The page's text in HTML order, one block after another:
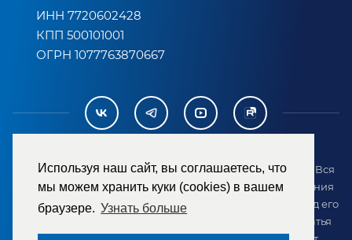
Используя наш сайт, вы соглашаетесь, что
мы можем хранить куки (cookies) в вашем
браузере. Узнать больше
ИНН 7720602428
КПП 500101001
ОГРН 1077763870667
2007-2026 © ООО «ТД «РЕМЕЗА». Все права защищены. Вся
информация на сайте размещена в целях предоставления
возможности покупателю ознакомиться с товаром перед его
приобретением и не является публичной офертой (статья